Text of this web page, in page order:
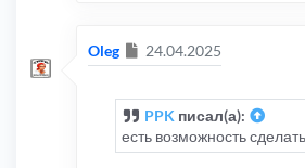
Oleg Сообщение
24.04.2025
PPK писал(а):
есть возможность